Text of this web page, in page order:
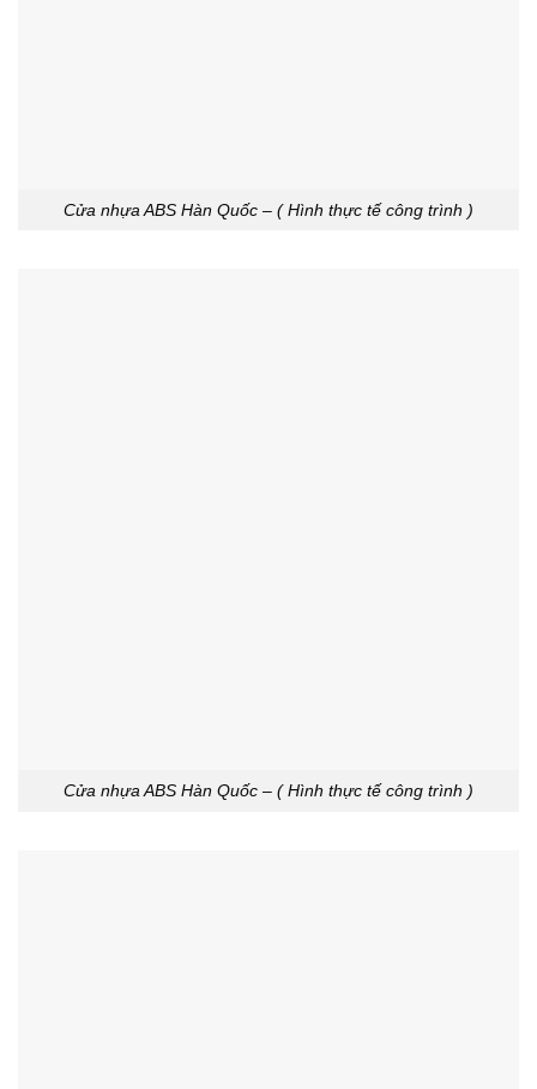
Cửa nhựa ABS Hàn Quốc – ( Hình thực tế công trình )
Cửa nhựa ABS Hàn Quốc – ( Hình thực tế công trình )